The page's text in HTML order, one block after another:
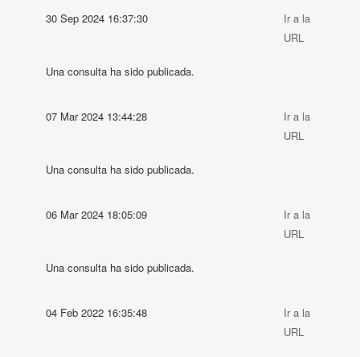
30 Sep 2024 16:37:30
Ir a la
URL
Una consulta ha sido publicada.
07 Mar 2024 13:44:28
Ir a la
URL
Una consulta ha sido publicada.
06 Mar 2024 18:05:09
Ir a la
URL
Una consulta ha sido publicada.
04 Feb 2022 16:35:48
Ir a la
URL